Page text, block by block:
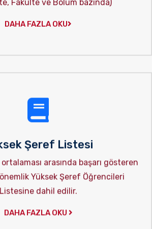
Fakülte ve Bölüm bazında)
DAHA FAZLA OKU
Şeref Listesi
arasında başarı gösteren
Yüksek Şeref Öğrencileri
Listesine dahil edilir.
DAHA FAZLA OKU